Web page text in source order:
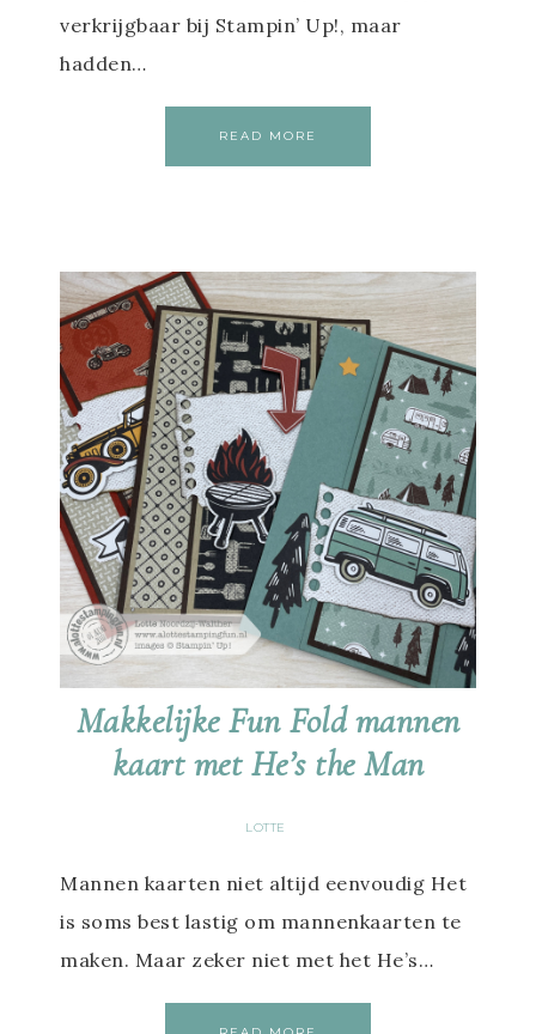
verkrijgbaar bij Stampin’ Up!, maar
hadden…
READ MORE
Makkelijke Fun Fold mannen
kaart met He’s the Man
LOTTE
Mannen kaarten niet altijd eenvoudig Het
is soms best lastig om mannenkaarten te
maken. Maar zeker niet met het He’s…